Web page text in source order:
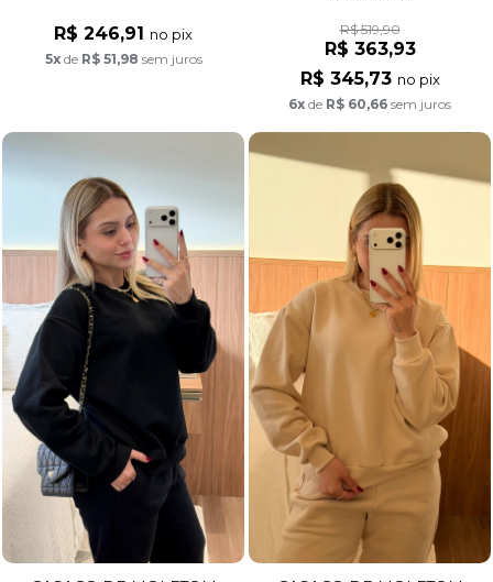
R$ 246,91 no pix
5xde R$ 51,98 sem juros
R$ 519,90
R$ 363,93
R$ 345,73 no pix
6x de R$ 60,66 sem juros